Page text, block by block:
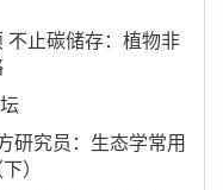
不止碳储存：植物非
研究员：生态学常用
）